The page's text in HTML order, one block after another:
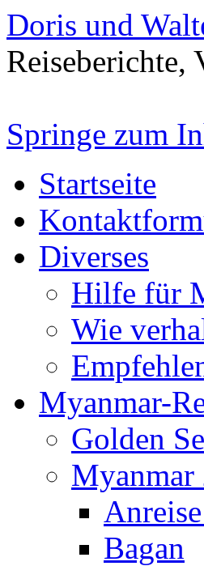
Doris und
Springe zum
Startseite
Diverses
Hilfe für
Wie
Myanmar-
Golden
Myanmar
Bagan